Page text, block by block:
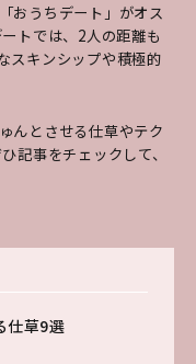
おうちデート」がオス
トでは、2人の距離も
スキンシップや積極的
んとさせる仕草やテク
記事をチェックして、
仕草9選